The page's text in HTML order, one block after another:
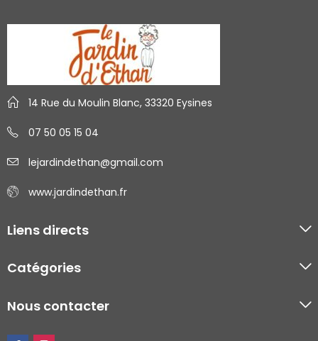
14 Rue du Moulin Blanc, 33320 Eysines
07 50 05 15 04
lejardindethan@gmail.com
www.jardindethan.fr
Liens directs
Catégories
Nous contacter